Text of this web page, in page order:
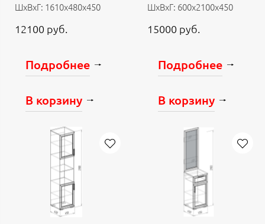
ШхВхГ: 1610х480х450
12100 руб.
Подробнее
В корзину
ШхВхГ: 600х2100х450
15000 руб.
Подробнее
В корзину